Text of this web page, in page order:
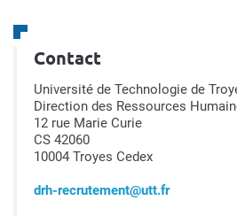
Contact
Université de Technologie de
Direction des Ressources
12 rue Marie Curie
CS 42060
10004 Troyes Cedex
drh-recrutement@utt.fr